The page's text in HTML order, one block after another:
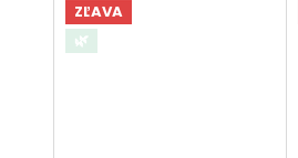
ZĽAVA
🌿